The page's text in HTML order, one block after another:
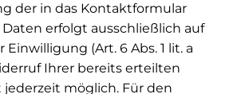
der in das Kontaktformular
erfolgt ausschließlich auf
(Art. 6 Abs. 1 lit. a
Ihrer bereits erteilten
möglich. Für den